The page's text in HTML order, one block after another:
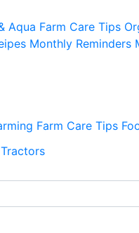
Aqua Farm Care Tips
Monthly Reminders
Farm Care Tips